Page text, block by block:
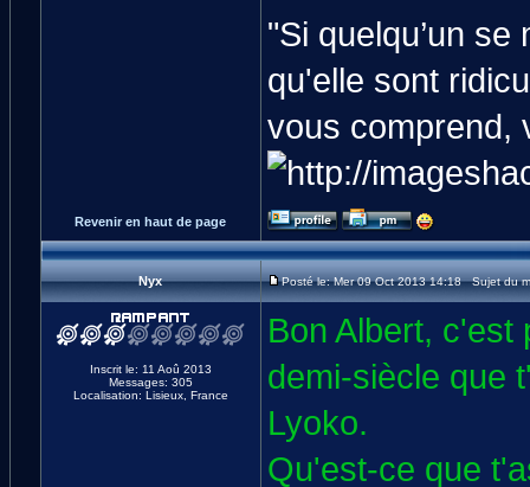
"Si quelqu’un
qu'elle sont
vous comprend,
Revenir en haut de page
Nyx Posté le: Mer 09 Oct 2013 14:18 Sujet du
Inscrit le: 11 Aoû 2013
Messages: 305
Localisation: Lisieux, France
Bon Albert, c'est
demi-siècle que
Lyoko.
Qu'est-ce que